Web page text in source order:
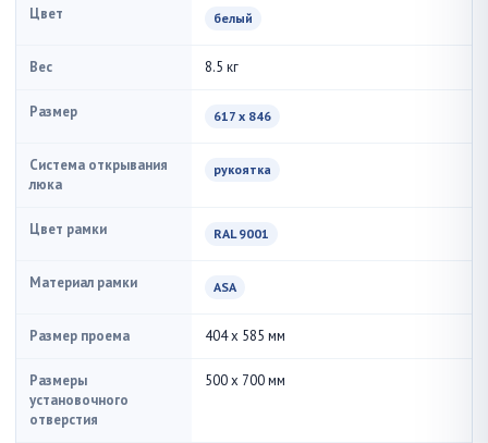
Цвет белый
Вес 8.5 кг
Размер 617 x 846
Система открывания
люка
рукоятка
Цвет рамки RAL 9001
Материал рамки ASA
Размер проема 404 x 585 мм
Размеры
установочного
отверстия
500 x 700 мм